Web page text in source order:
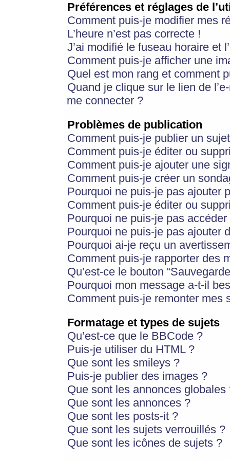
Préférences et réglages de
Comment puis-je modifier mes
L’heure n’est pas correcte !
J’ai modifié le fuseau horaire et
Comment puis-je afficher une
Quel est mon rang et comment
Quand je clique sur le lien de
me connecter ?
Problèmes de publication
Comment puis-je publier un
Comment puis-je éditer ou
Comment puis-je ajouter une
Comment puis-je créer un
Pourquoi ne puis-je pas ajouter
Comment puis-je éditer ou
Pourquoi ne puis-je pas
Pourquoi ne puis-je pas ajouter
Pourquoi ai-je reçu un
Comment puis-je rapporter des
Qu’est-ce le bouton
Pourquoi mon message a-t-il
Comment puis-je remonter mes
Formatage et types de sujets
Qu’est-ce que le BBCode ?
Puis-je utiliser du HTML ?
Que sont les smileys ?
Puis-je publier des images ?
Que sont les annonces globales
Que sont les annonces ?
Que sont les posts-it ?
Que sont les sujets verrouillés ?
Que sont les icônes de sujets ?